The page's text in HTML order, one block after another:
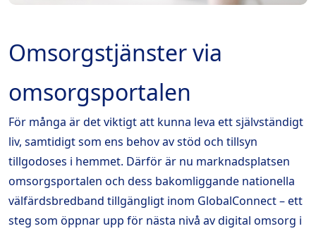
Omsorgstjänster via
omsorgsportalen
För många är det viktigt att kunna leva ett självständigt
liv, samtidigt som ens behov av stöd och tillsyn
tillgodoses i hemmet. Därför är nu marknadsplatsen
omsorgsportalen och dess bakomliggande nationella
välfärdsbredband tillgängligt inom GlobalConnect – ett
steg som öppnar upp för nästa nivå av digital omsorg i